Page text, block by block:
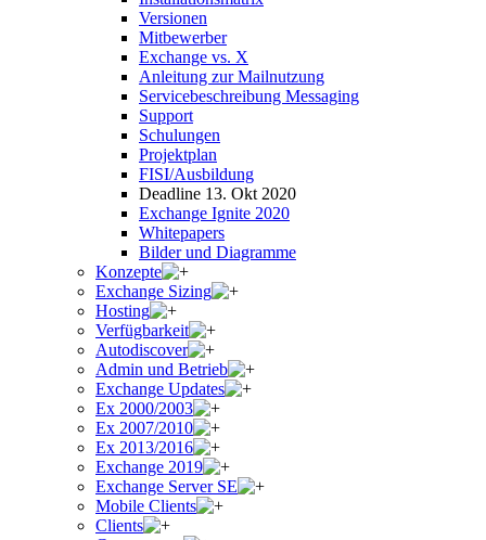
Versionen
Mitbewerber
Exchange vs. X
Anleitung zur Mailnutzung
Servicebeschreibung Messaging
Support
Schulungen
Projektplan
FISI/Ausbildung
Deadline 13. Okt 2020
Exchange Ignite 2020
Whitepapers
Bilder und Diagramme
Konzepte
Exchange Sizing
Hosting
Verfügbarkeit
Autodiscover
Admin und Betrieb
Exchange Updates
Ex 2000/2003
Ex 2007/2010
Ex 2013/2016
Exchange 2019
Exchange Server SE
Mobile Clients
Clients